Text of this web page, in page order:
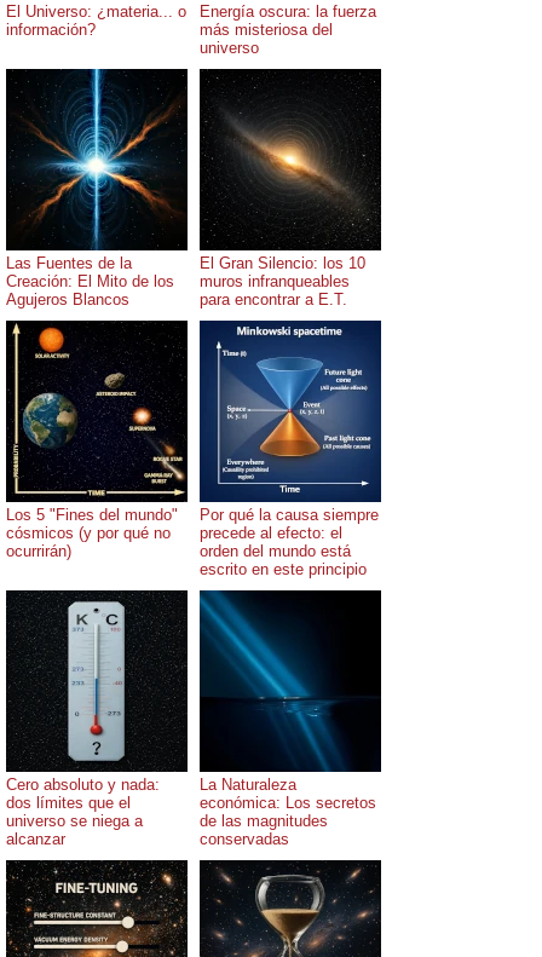
El Universo: ¿materia... o
información?
Energía oscura: la fuerza
más misteriosa del
universo
Las Fuentes de la
Creación: El Mito de los
Agujeros Blancos
El Gran Silencio: los 10
muros infranqueables
para encontrar a E.T.
Los 5 "Fines del mundo"
cósmicos (y por qué no
ocurrirán)
Por qué la causa siempre
precede al efecto: el
orden del mundo está
escrito en este principio
Cero absoluto y nada:
dos límites que el
universo se niega a
alcanzar
La Naturaleza
económica: Los secretos
de las magnitudes
conservadas